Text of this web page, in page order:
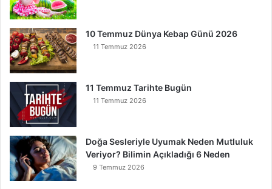
u
r
t
u
l
u
r
10 Temmuz Dünya Kebap Günü 2026
11 Temmuz 2026
11 Temmuz Tarihte Bugün
11 Temmuz 2026
Doğa Sesleriyle Uyumak Neden Mutluluk
Veriyor? Bilimin Açıkladığı 6 Neden
9 Temmuz 2026